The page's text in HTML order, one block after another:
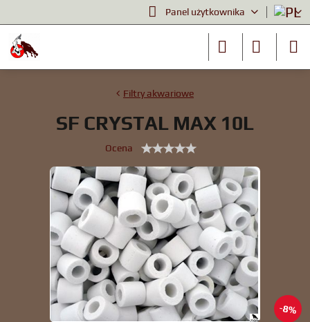
Panel użytkownika
8%
Filtry akwariowe
SF CRYSTAL MAX 10L
Ocena